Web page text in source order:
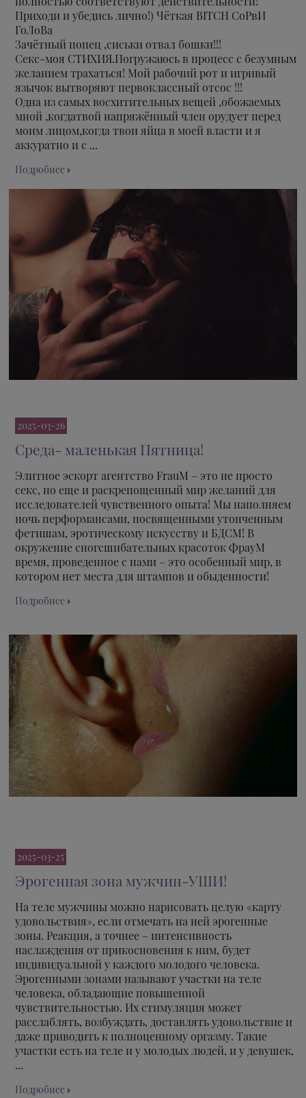
Приходи и убедись лично!) Чёткая BITCH СоРвИ
ГоЛоВа
Зачётный попец ,сиськи отвал бошки!!!
Секс-моя СТИХИЯ.Погружаюсь в процесс с безумным
желанием трахаться! Мой рабочий рот и игривый
язычок вытворяют первоклассный отсос !!!
Одна из самых восхитительных вещей ,обожаемых
мной ,когдатвой напряжённый член орудует перед
моим лицом,когда твои яйца в моей власти и я
аккуратно и с ...
Подробнее
2025-03-26
Среда- маленькая Пятница!
Элитное эскорт агентство FrauM – это не просто
секс, но еще и раскрепощенный мир желаний для
исследователей чувственного опыта! Мы наполняем
ночь перформансами, посвященными утонченным
фетишам, эротическому искусству и БДСМ! В
окружение сногсшибательных красоток ФрауМ
время, проведенное с нами – это особенный мир, в
котором нет места для штампов и обыденности!
Подробнее
2025-03-25
Эрогенная зона мужчин-УШИ!
На теле мужчины можно нарисовать целую «карту
удовольствия», если отмечать на ней эрогенные
зоны. Реакция, а точнее – интенсивность
наслаждения от прикосновения к ним, будет
индивидуальной у каждого молодого человека.
Эрогенными зонами называют участки на теле
человека, обладающие повышенной
чувствительностью. Их стимуляция может
расслаблять, возбуждать, доставлять удовольствие и
даже приводить к полноценному оргазму. Такие
участки есть на теле и у молодых людей, и у девушек,
...
Подробнее